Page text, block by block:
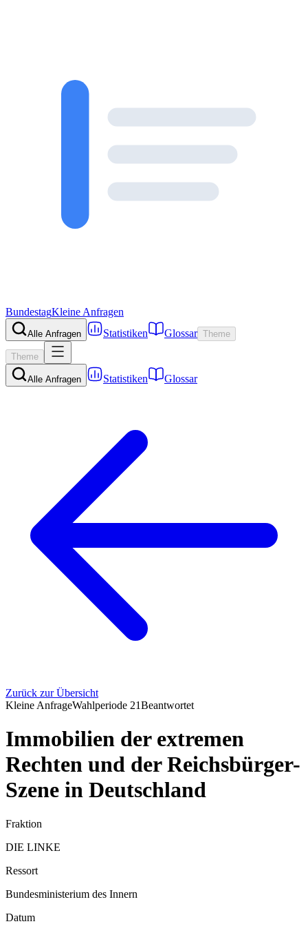
BundestagKleine Anfragen
Alle Anfragen Statistiken Glossar Theme
Theme
Alle Anfragen Statistiken Glossar
Zurück zur Übersicht
Kleine AnfrageWahlperiode 21Beantwortet
Immobilien der extremen
Rechten und der Reichsbürger-
Szene in Deutschland
Fraktion
DIE LINKE
Ressort
Bundesministerium des Innern
Datum